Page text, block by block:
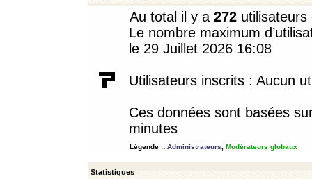
Au total il y a 272
Le nombre maximum
le 29 Juillet 2026 16:08
Utilisateurs inscrits : Aucun
Ces données sont basées
minutes
Légende :: Administrateurs Modérateurs globaux
Statistiques